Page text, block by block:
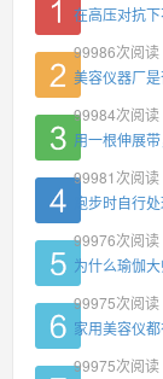
在高压对抗
99986次阅读
美容仪器厂
99984次阅读
用一根伸展
99981 次阅读
跑步时自行
99976次阅读
为什么瑜伽
99975次阅读
家用美容仪
99975次阅读